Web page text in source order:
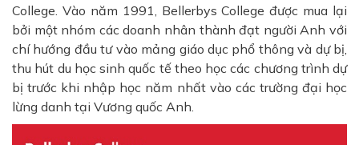
College. Vào năm 1991, Bellerbys College được mua lại
bởi một nhóm các doanh nhân thành đạt người Anh với
chí hướng đầu tư vào mảng giáo dục phổ thông và dự bị,
thu hút du học sinh quốc tế theo học các chương trình dự
bị trước khi nhập học năm nhất vào các trường đại học
lừng danh tại Vương quốc Anh.